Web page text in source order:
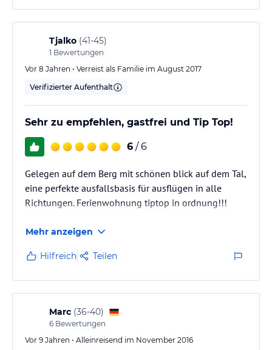
Tjalko (41-45)
1 Bewertungen
Vor 8 Jahren • Verreist als Familie im August 2017
Verifizierter Aufenthalt
Sehr zu empfehlen, gastfrei und Tip Top!
6 / 6
Gelegen auf dem Berg mit schönen blick auf dem Tal,
eine perfekte ausfallsbasis für ausflügen in alle
Richtungen. Ferienwohnung tiptop in ordnung!!!
Mehr anzeigen
Hilfreich Teilen
Marc (36-40)
6 Bewertungen
Vor 9 Jahren • Alleinreisend im November 2016